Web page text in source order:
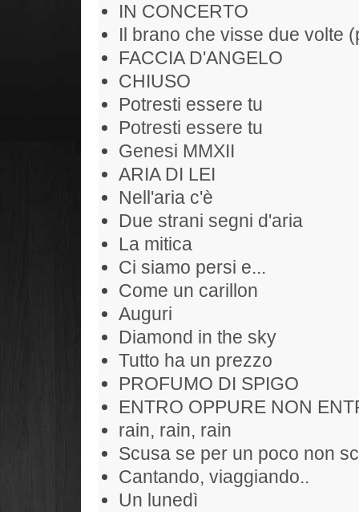
IN CONCERTO
Il brano che visse due volte
FACCIA D'ANGELO
CHIUSO
Potresti essere tu
Potresti essere tu
Genesi MMXII
ARIA DI LEI
Nell'aria c'è
Due strani segni d'aria
La mitica
Ci siamo persi e...
Come un carillon
Auguri
Diamond in the sky
Tutto ha un prezzo
PROFUMO DI SPIGO
ENTRO OPPURE NON
rain, rain, rain
Scusa se per un poco non
Cantando, viaggiando..
Un lunedì